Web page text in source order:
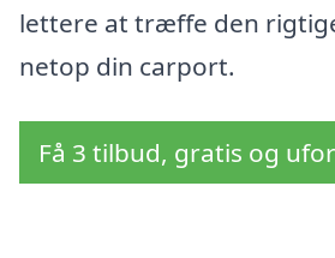
lettere at træffe den
netop din carport.
Få 3 tilbud, gratis og